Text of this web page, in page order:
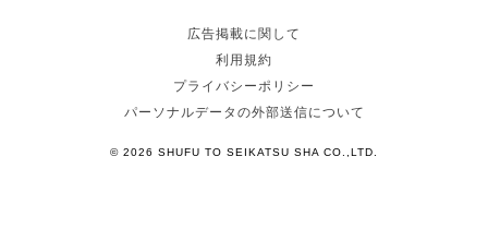
広告掲載に関して
利用規約
プライバシーポリシー
パーソナルデータの外部送信について
© 2026 SHUFU TO SEIKATSU SHA CO.,LTD.